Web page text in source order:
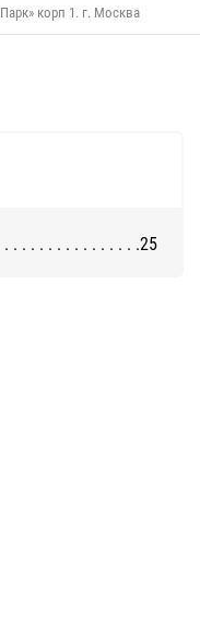
корп 1. г. Москва
25